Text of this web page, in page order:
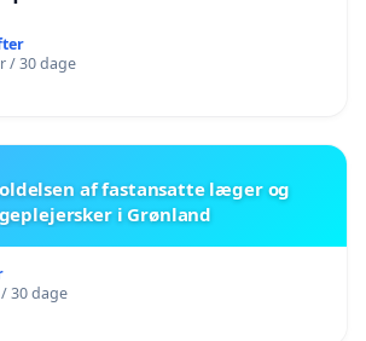
/ 30 dage
af fastansatte læger og
i Grønland
30 dage